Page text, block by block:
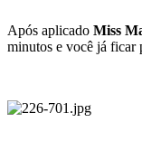
Após aplicado Miss
minutos e você já ficar